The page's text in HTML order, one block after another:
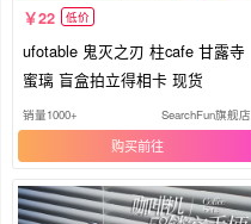
22 低价
ufotable 鬼灭之刃 柱cafe 甘露寺
蜜璃 盲盒拍立得相卡 现货
销量1000+ SearchFun旗舰店
购买